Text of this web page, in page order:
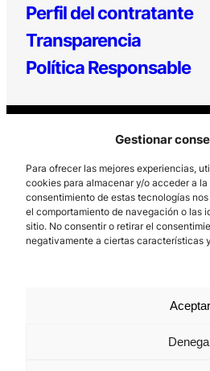
Gestionar
Para ofrecer las mejores experiencias,
cookies para almacenar y/o acceder a
consentimiento de estas tecnologías
el comportamiento de navegación o las
sitio. No consentir o retirar el
negativamente a ciertas características
Aceptar
Perfil del contratante
Transparencia
Política Responsable
Los Prados, 121 – 33203 Gijón
985 185 577 –